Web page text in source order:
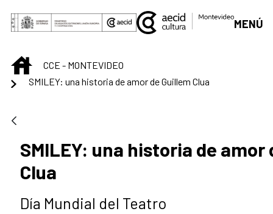
Saltar al contenido principal
MENÚ
INICIOCCE - MONTEVIDEO
SMILEY: una historia de amor de Guillem Clua
SMILEY: una historia de amor
Clua
Día Mundial del Teatro